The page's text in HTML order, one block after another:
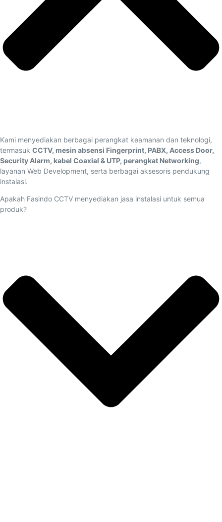
Kami menyediakan berbagai perangkat keamanan dan teknologi,
termasuk CCTV, mesin absensi Fingerprint, PABX, Access Door,
Security Alarm, kabel Coaxial & UTP, perangkat Networking,
layanan Web Development, serta berbagai aksesoris pendukung
instalasi.
Apakah Fasindo CCTV menyediakan jasa instalasi untuk semua
produk?